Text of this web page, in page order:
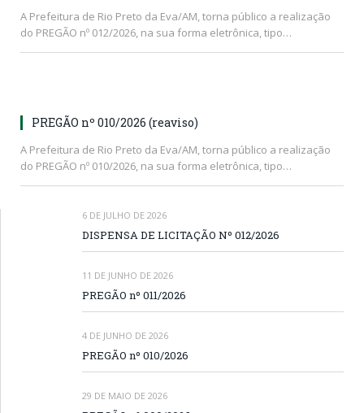
A Prefeitura de Rio Preto da Eva/AM, torna público a realização
do PREGÃO nº 012/2026, na sua forma eletrônica, tipo…
PREGÃO nº 010/2026 (reaviso)
A Prefeitura de Rio Preto da Eva/AM, torna público a realização
do PREGÃO nº 010/2026, na sua forma eletrônica, tipo…
6 DE JULHO DE 2026
DISPENSA DE LICITAÇÃO Nº 012/2026
11 DE JUNHO DE 2026
PREGÃO nº 011/2026
4 DE JUNHO DE 2026
PREGÃO nº 010/2026
29 DE MAIO DE 2026